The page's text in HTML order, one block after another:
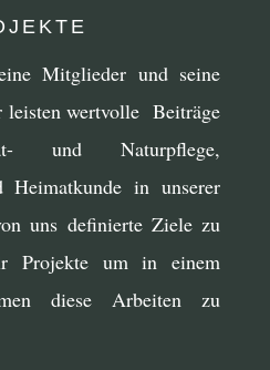
Mitglieder und seine
leisten wertvolle Beiträge
und Naturpflege,
Heimatkunde in unserer
uns definierte Ziele zu
Projekte um in einem
diese Arbeiten zu